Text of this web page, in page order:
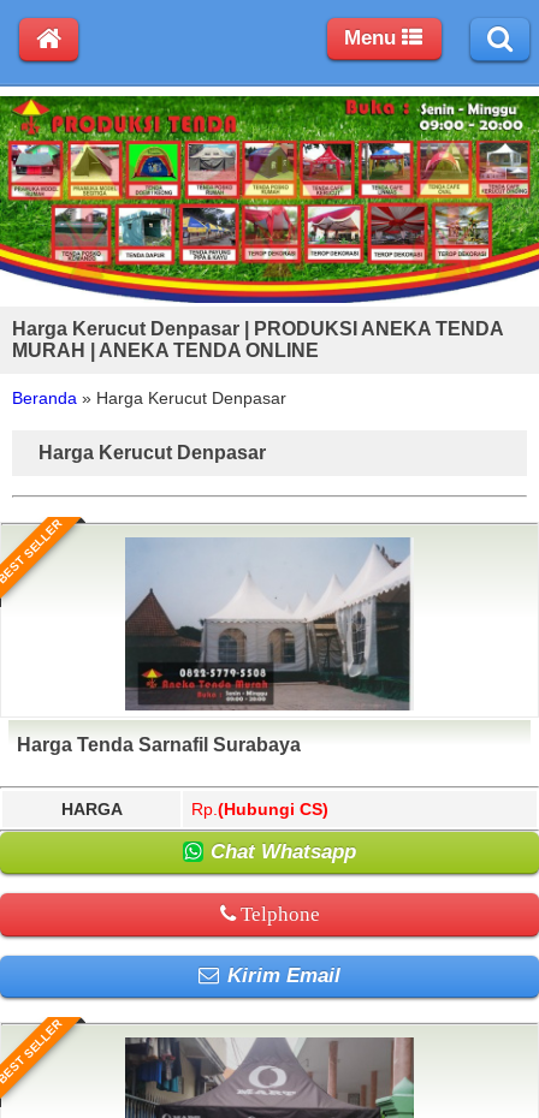
Harga Kerucut Denpasar | PRODUKSI ANEKA TENDA
MURAH | ANEKA TENDA ONLINE
Beranda » Harga Kerucut Denpasar
Harga Kerucut Denpasar
SELLER
Harga Tenda Sarnafil Surabaya
HARGA Rp. (Hubungi CS)
Chat Whatsapp
Telphone
Kirim Email
SELLER
Menu